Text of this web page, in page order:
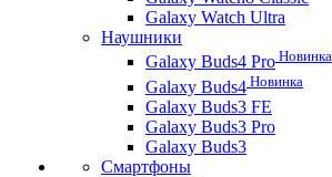
Galaxy Watch Ultra
Наушники
Galaxy Buds4 Pro Новинка
Galaxy Buds4 Новинка
Galaxy Buds3 FE
Galaxy Buds3 Pro
Galaxy Buds3
Смартфоны